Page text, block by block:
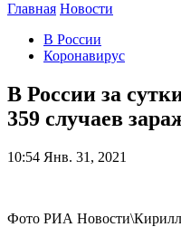
Главная Новости
В России
Коронавирус
В России за
359 случаев
10:54 Янв. 31, 2021
Фото РИА Новости\Кирилл